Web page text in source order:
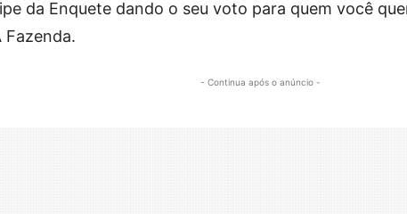
da Enquete dando o seu voto para quem você
Fazenda.
- Continua após o anúncio -